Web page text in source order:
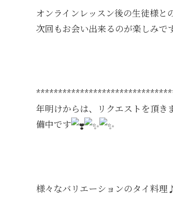
オンラインレッスン後の生徒様
次回もお会い出来るのが楽しみで
年明けからは、リクエストを頂き
備中です
様々なバリエーションのタイ料理